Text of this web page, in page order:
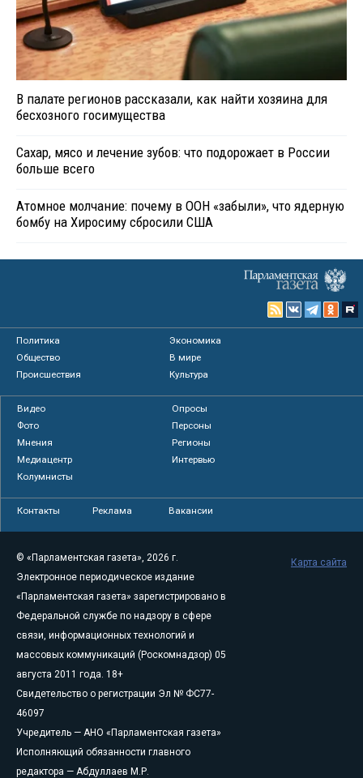
В палате регионов рассказали, как найти хозяина для
бесхозного госимущества
Сахар, мясо и лечение зубов: что подорожает в России
больше всего
Атомное молчание: почему в ООН «забыли», что ядерную
бомбу на Хиросиму сбросили США
Политика
Экономика
Общество
В мире
Происшествия
Культура
Видео
Опросы
Фото
Персоны
Мнения
Регионы
Медиацентр
Интервью
Колумнисты
Контакты Реклама Вакансии
© «Парламентская газета», 2026 г.
Электронное периодическое издание
«Парламентская газета» зарегистрировано в
Федеральной службе по надзору в сфере
связи, информационных технологий и
массовых коммуникаций (Роскомнадзор) 05
августа 2011 года. 18+
Свидетельство о регистрации Эл № ФС77-
46097
Учредитель — АНО «Парламентская газета»
Исполняющий обязанности главного
редактора — Абдуллаев М.Р.
Карта сайта